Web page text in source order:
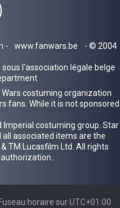
- www.fanwars.be
- © 2004
l'association légale belge
costuming organization
fans. While it is not sponsored
Imperial costuming group. Star
all associated items are the
TM Lucasfilm Ltd. All rights
Fuseau horaire surUTC+01:00